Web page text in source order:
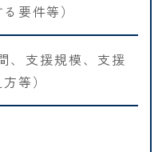
要件等）
、支援規模、支援
等）